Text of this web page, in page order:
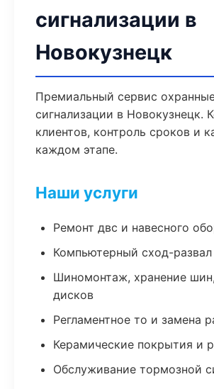
сигнализации в
Новокузнецк
Премиальный сервис
сигнализации в Новокузнецк.
клиентов, контроль сроков и
каждом этапе.
Наши услуги
Ремонт двс и навесного
Компьютерный сход-развал
Шиномонтаж, хранение
дисков
Регламентное то и замена
Керамические покрытия и
Обслуживание тормозной